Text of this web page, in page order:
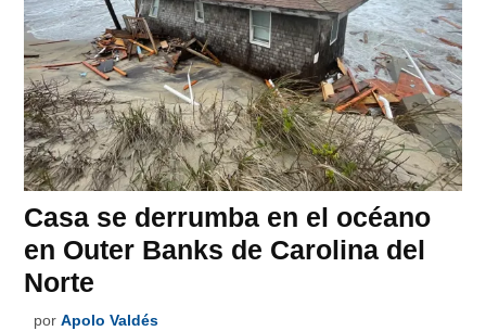
Casa se derrumba en el océano
en Outer Banks de Carolina del
Norte
por Apolo Valdés